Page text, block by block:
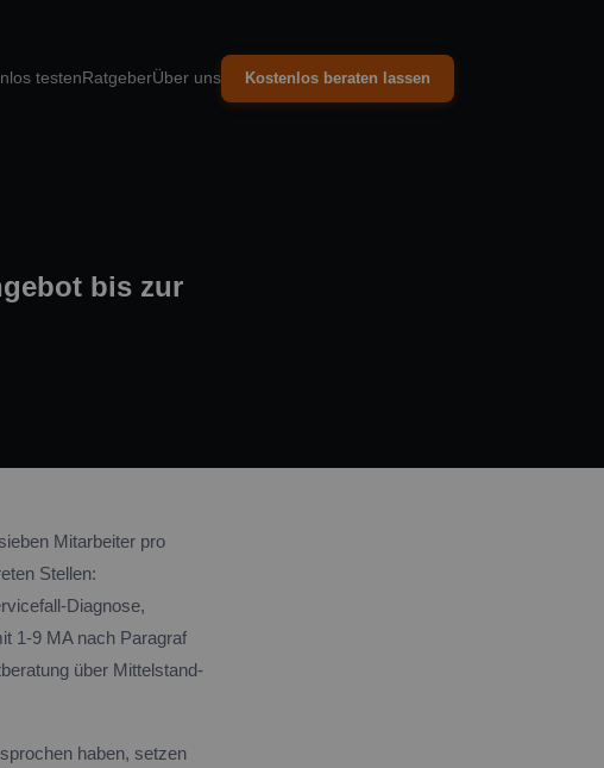
testenRatgeberÜber uns Kostenlos beraten lassen
bis zur
Mitarbeiter pro
Stellen:
Diagnose,
1-9 MA nach Paragraf
über Mittelstand-
haben, setzen